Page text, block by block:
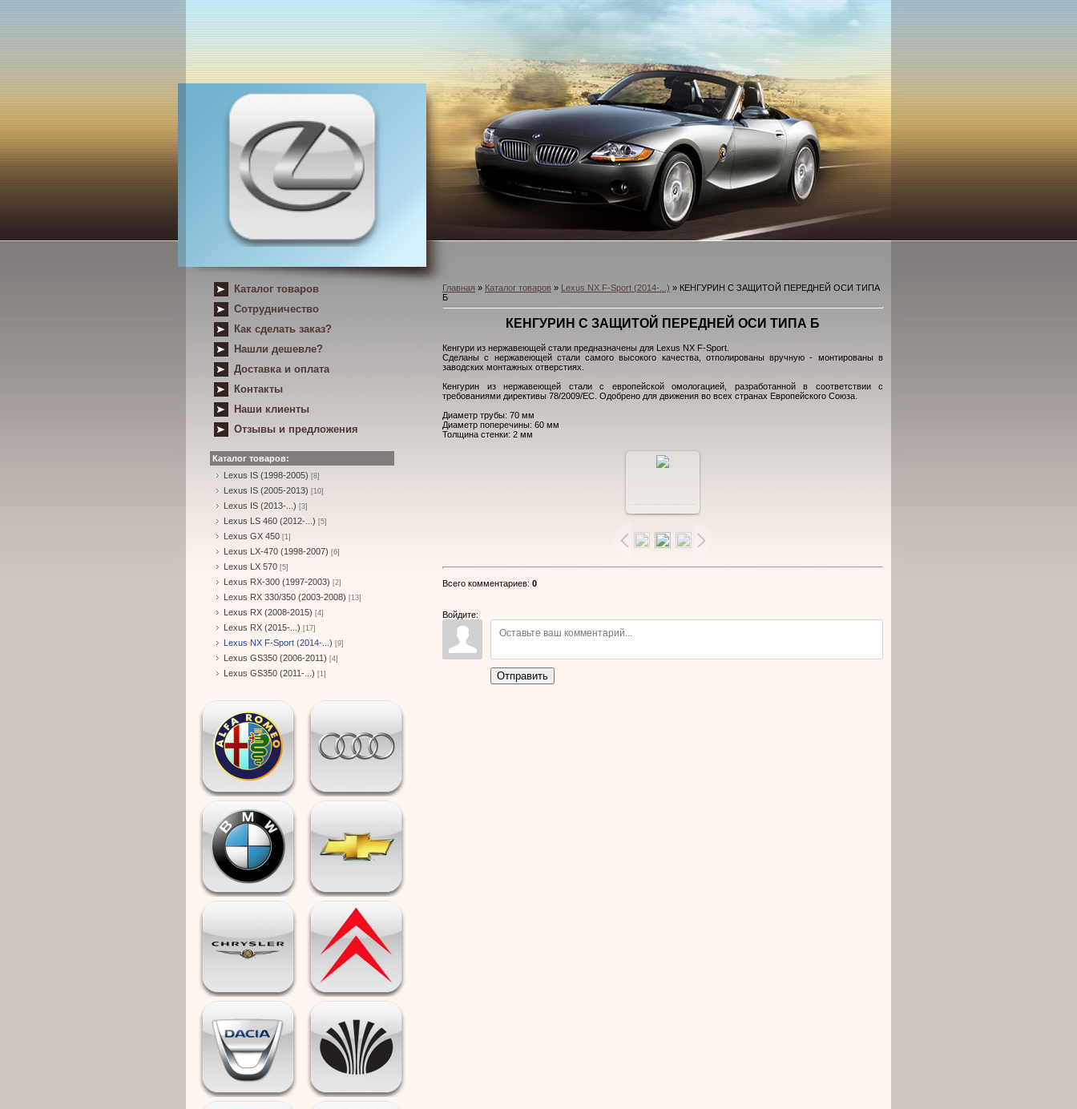
Каталог товаров
Сотрудничество
Как сделать заказ?
Нашли дешевле?
Доставка и оплата
Контакты
Наши клиенты
Отзывы и предложения
Каталог товаров:
Lexus IS (1998-2005) [8]
Lexus IS (2005-2013) [10]
Lexus IS (2013-...) [3]
Lexus LS 460 (2012-...) [5]
Lexus GX 450 [1]
Lexus LX-470 (1998-2007) [6]
Lexus LX 570 [5]
Lexus RX-300 (1997-2003) [2]
Lexus RX 330/350 (2003-2008) [13]
Lexus RX (2008-2015) [4]
Lexus RX (2015-...) [17]
Lexus NX F-Sport (2014-...) [9]
Lexus GS350 (2006-2011) [4]
Lexus GS350 (2011-...) [1]
Главная » Каталог товаров » Lexus NX F-Sport (2014-...) » КЕНГУРИН С ЗАЩИТОЙ ПЕРЕДНЕЙ ОСИ ТИПА
Б
КЕНГУРИН С ЗАЩИТОЙ ПЕРЕДНЕЙ ОСИ ТИПА Б
Кенгури из нержавеющей стали предназначены для Lexus NX F-Sport.
Сделаны с нержавеющей стали самого высокого качества, отполированы вручную - монтированы в
заводских монтажных отверстиях.
Кенгурин из нержавеющей стали с европейской омологацией, разработанной в соответствии с
требованиями директивы 78/2009/EC. Одобрено для движения во всех странах Европейского Союза.
Диаметр трубы: 70 мм
Диаметр поперечины: 60 мм
Толщина стенки: 2 мм
размере
Всего комментариев: 0
Войдите:
Отправить